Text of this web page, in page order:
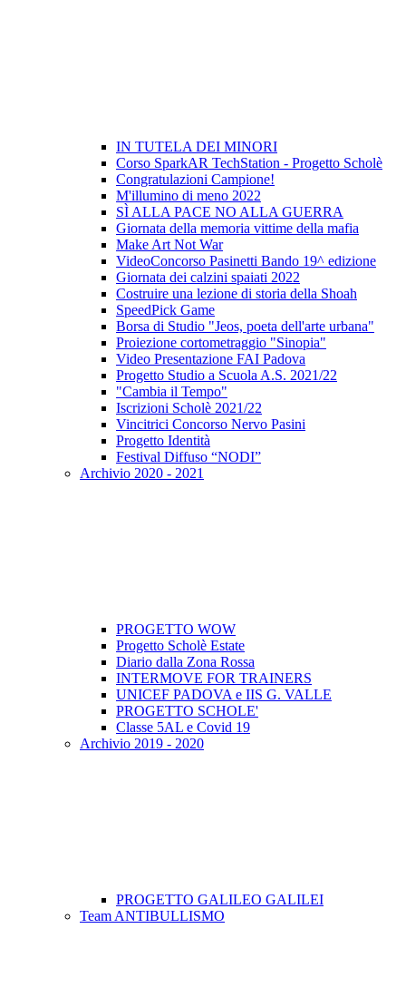
IN TUTELA DEI MINORI
Corso SparkAR TechStation - Progetto Scholè
Congratulazioni Campione!
M'illumino di meno 2022
SÌ ALLA PACE NO ALLA GUERRA
Giornata della memoria vittime della mafia
Make Art Not War
VideoConcorso Pasinetti Bando 19^ edizione
Giornata dei calzini spaiati 2022
Costruire una lezione di storia della Shoah
SpeedPick Game
Borsa di Studio "Jeos, poeta dell'arte urbana"
Proiezione cortometraggio "Sinopia"
Video Presentazione FAI Padova
Progetto Studio a Scuola A.S. 2021/22
"Cambia il Tempo"
Iscrizioni Scholè 2021/22
Vincitrici Concorso Nervo Pasini
Progetto Identità
Festival Diffuso “NODI”
Archivio 2020 - 2021
PROGETTO WOW
Progetto Scholè Estate
Diario dalla Zona Rossa
INTERMOVE FOR TRAINERS
UNICEF PADOVA e IIS G. VALLE
PROGETTO SCHOLE'
Classe 5AL e Covid 19
Archivio 2019 - 2020
PROGETTO GALILEO GALILEI
Team ANTIBULLISMO